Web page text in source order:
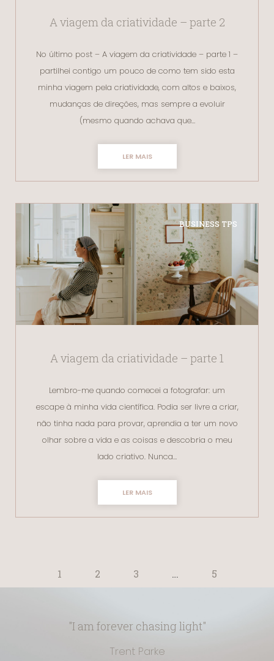
A viagem da criatividade – parte 2
No último post – A viagem da criatividade – parte 1 –
partilhei contigo um pouco de como tem sido esta
minha viagem pela criatividade, com altos e baixos,
mudanças de direções, mas sempre a evoluir
(mesmo quando achava que…
LER MAIS
BUSINESS TPS
A viagem da criatividade – parte 1
Lembro-me quando comecei a fotografar: um
escape à minha vida científica. Podia ser livre a criar,
não tinha nada para provar, aprendia a ter um novo
olhar sobre a vida e as coisas e descobria o meu
lado criativo. Nunca…
LER MAIS
1 2 3 … 5
"I am forever chasing light"
Trent Parke